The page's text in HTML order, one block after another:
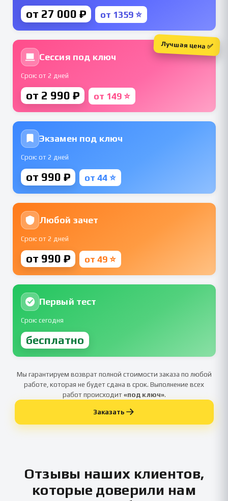
от 27 000 ₽ от 1359 ⭐
Сессия под ключ
Срок: от 2 дней
от 2 990 ₽ от 149 ⭐
Лучшая цена ✅
Экзамен под ключ
Срок: от 2 дней
от 990 ₽ от 44 ⭐
Любой зачет
Срок: от 2 дней
от 990 ₽ от 49 ⭐
Первый тест
Срок: сегодня
бесплатно
Мы гарантируем возврат полной стоимости заказа по любой
работе, которая не будет сдана в срок. Выполнение всех
работ происходит«под ключ».
Заказать
Отзывы наших клиентов,
которые доверили нам